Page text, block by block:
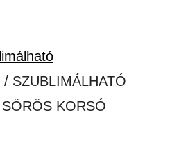
/ SZUBLIMÁLHATÓ
KORSÓ